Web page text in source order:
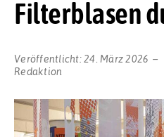
Filterblasen
Veröffentlicht:24. März 2026
Redaktion